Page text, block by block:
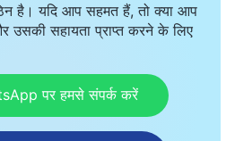
है। यदि आप सहमत हैं, तो क्या आप
उसकी सहायता प्राप्त करने के लिए
पर हमसे संपर्क करें